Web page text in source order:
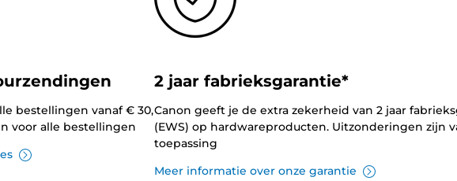
bestellingen vanaf € 30,
voor alle bestellingen
2 jaar fabrieksgarantie*
Canon geeft je de extra zekerheid van 2 jaar
(EWS) op hardwareproducten. Uitzonderingen zijn
toepassing
Meer informatie over onze garantie